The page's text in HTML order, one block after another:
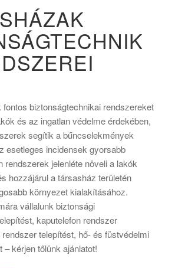
biztonságtechnikai rendszereket
és az ingatlan védelme érdekében,
segítik a bűncselekmények
esetleges incidensek gyorsabb
rendszerek jelenléte növeli a lakók
hozzájárul a társasház területén
környezet kialakításához.
vállalunk biztonsági
kaputelefon rendszer
telepítést, hő- és füstvédelmi
– kérjen tőlünk ajánlatot!